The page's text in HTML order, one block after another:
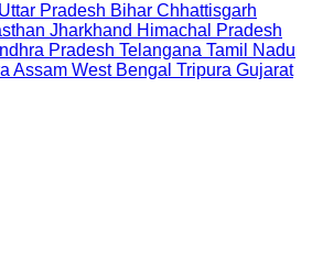
Uttar Pradesh Bihar Chhattisgarh
Jharkhand Himachal Pradesh
Pradesh Telangana Tamil Nadu
Assam West Bengal Tripura Gujarat